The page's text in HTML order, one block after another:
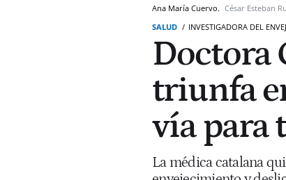
Ana María Cuervo. César Esteban
SALUD
INVESTIGADORA DEL
Doctora
triunfa
vía para
La médica catalana